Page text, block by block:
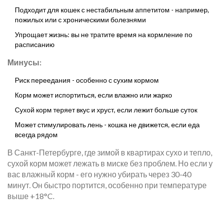
Подходит для кошек с нестабильным аппетитом - например,
пожилых или с хроническими болезнями
Упрощает жизнь: вы не тратите время на кормление по
расписанию
Минусы:
Риск переедания - особенно с сухим кормом
Корм может испортиться, если влажно или жарко
Сухой корм теряет вкус и хруст, если лежит больше суток
Может стимулировать лень - кошка не движется, если еда
всегда рядом
В Санкт-Петербурге, где зимой в квартирах сухо и тепло,
сухой корм может лежать в миске без проблем. Но если у
вас влажный корм - его нужно убирать через 30-40
минут. Он быстро портится, особенно при температуре
выше +18°C.